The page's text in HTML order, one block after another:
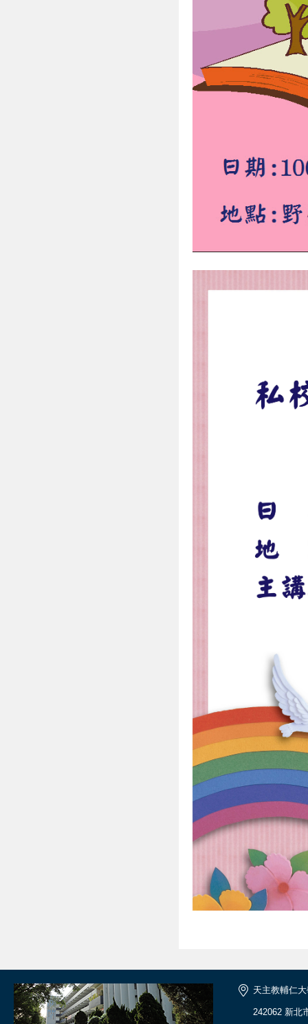
天主教輔仁
242062 新北